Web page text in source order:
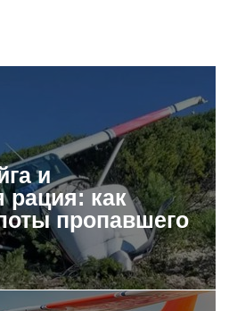
и
рация: как
пропавшего